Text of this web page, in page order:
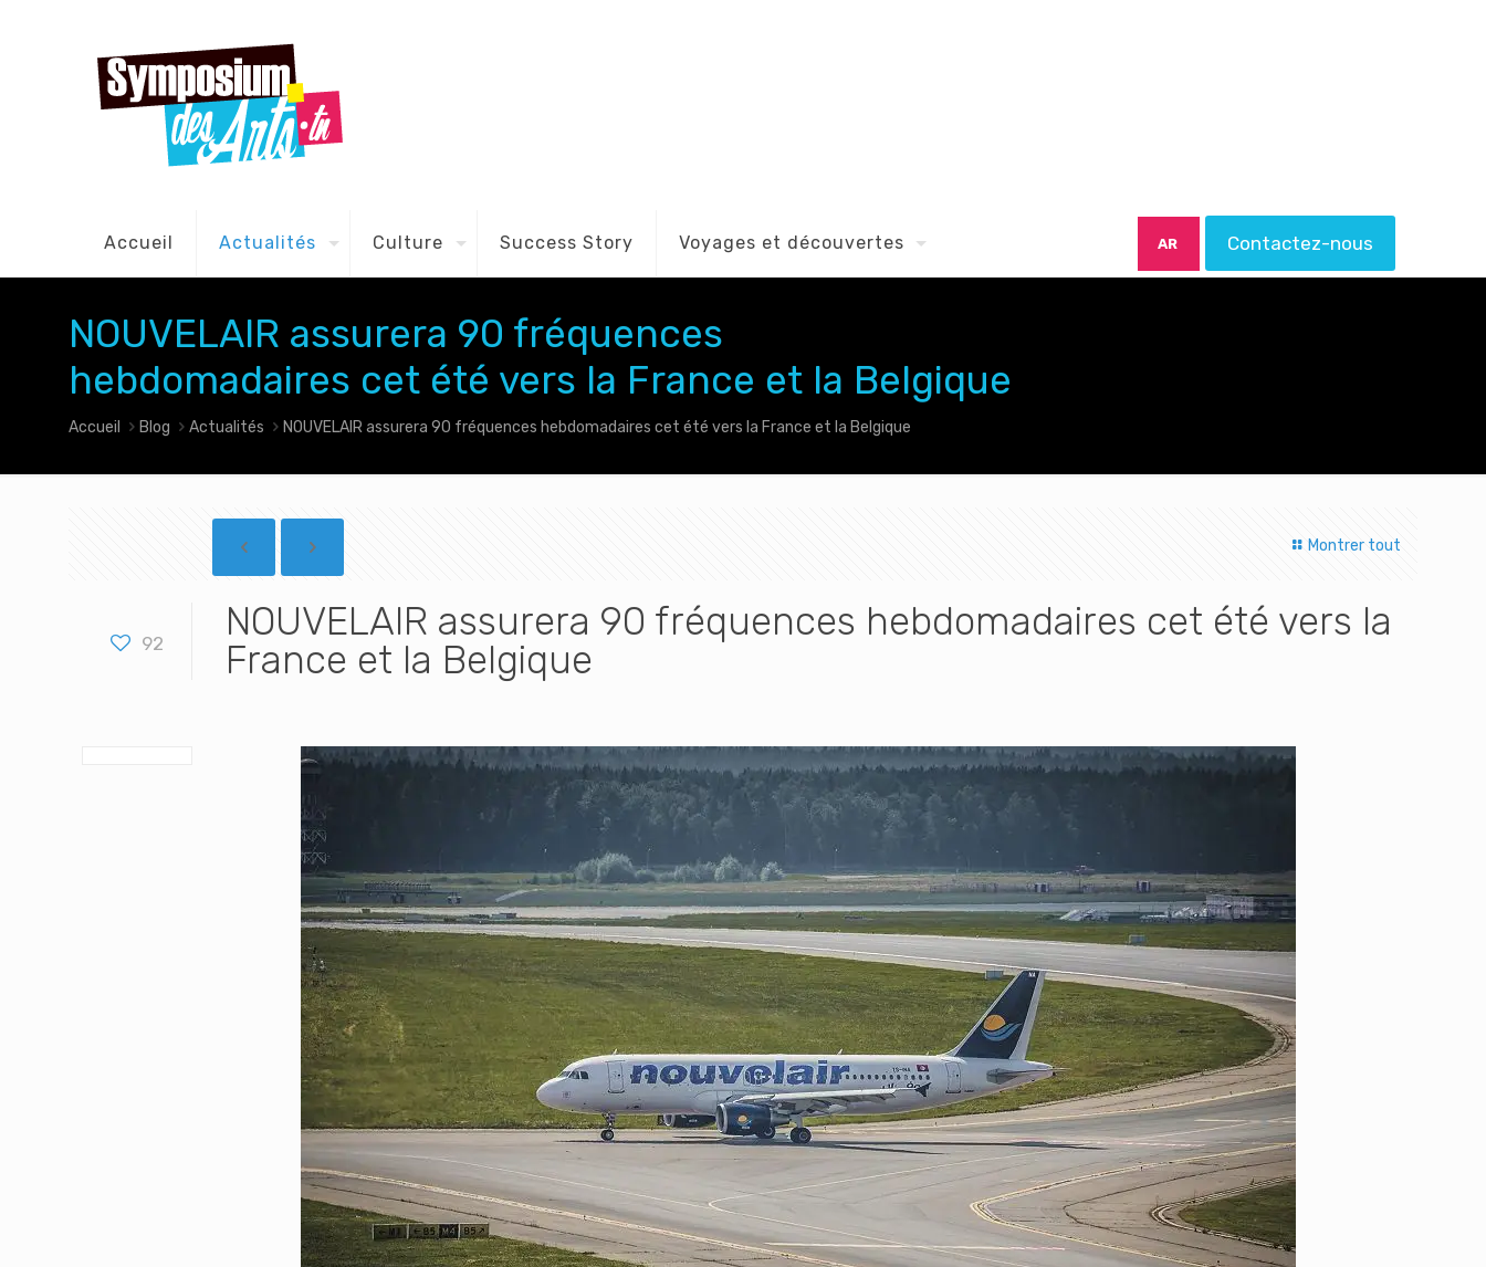
Accueil Actualités Culture Success Story Voyages et découvertes AR Contactez-nous
NOUVELAIR assurera 90 fréquences
hebdomadaires cet été vers la France et la Belgique
Accueil Blog Actualités NOUVELAIR assurera 90 fréquences hebdomadaires cet été vers la France et la Belgique
Montrer tout
92
NOUVELAIR assurera 90 fréquences hebdomadaires cet été vers la
France et la Belgique